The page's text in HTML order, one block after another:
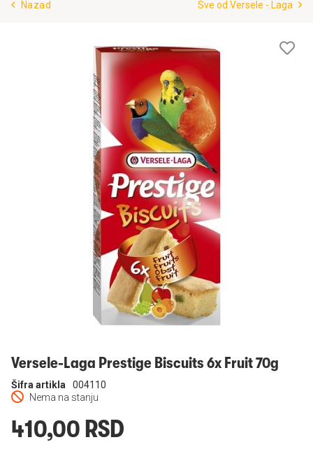
Brendovi
Nazad Sve od Versele - Laga
Versele-Laga Prestige Biscuits 6x Fruit 70g
Nema na stanju
Šifra artikla 004110
410,00 RSD